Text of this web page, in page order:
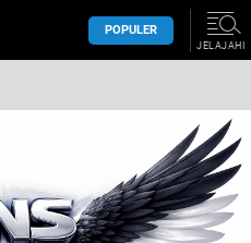
POPULER
JELAJAHI